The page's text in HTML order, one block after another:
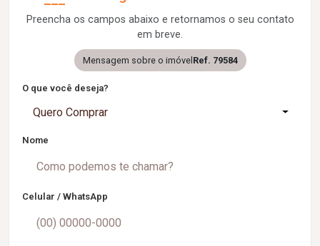
Preencha os campos abaixo e retornamos o seu contato
em breve.
Mensagem sobre o imóvelRef. 79584
O que você deseja?
Quero Comprar
Nome
Celular / WhatsApp